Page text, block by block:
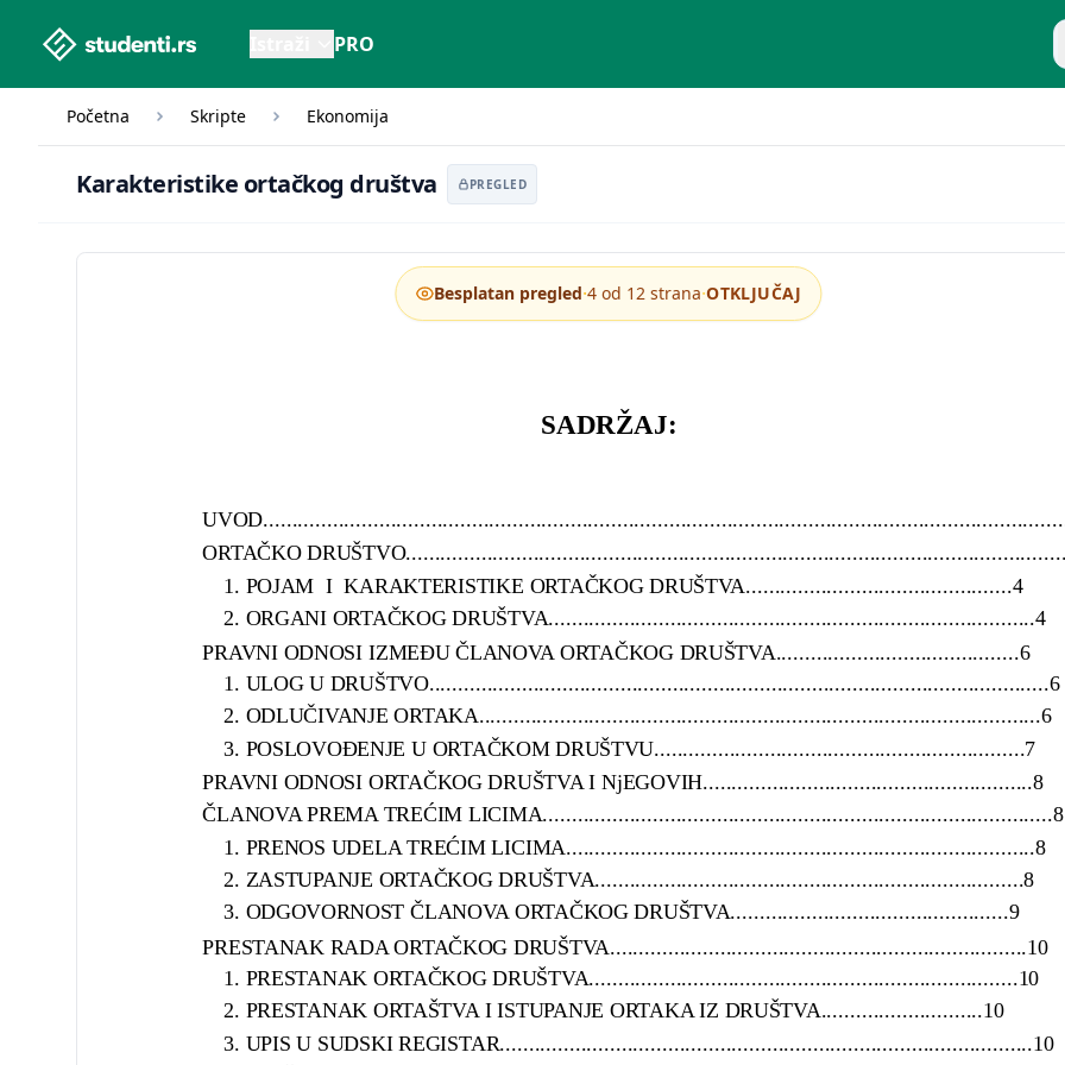
studenti.rs home page PRO
Početna Skripte Ekonomija
Karakteristike ortačkog društva PREGLED
SADRŽAJ:
ORTAČKO
1. POJAM I KARAKTERISTIKE ORTAČKOG DRUŠTVA..............................................4
2. ORGANI ORTAČKOG DRUŠTVA....................................................................................4
PRAVNI ODNOSI IZMEĐU ČLANOVA ORTAČKOG DRUŠTVA..........................................6
1. ULOG U DRUŠTVO...........................................................................................................6
2. ODLUČIVANJE ORTAKA.................................................................................................6
3. POSLOVOĐENJE U ORTAČKOM DRUŠTVU................................................................7
PRAVNI ODNOSI ORTAČKOG DRUŠTVA I NjEGOVIH.........................................................8
ČLANOVA PREMA TREĆIM LICIMA........................................................................................8
1. PRENOS UDELA TREĆIM LICIMA.................................................................................8
2. ZASTUPANJE ORTAČKOG DRUŠTVA..........................................................................8
3. ODGOVORNOST ČLANOVA ORTAČKOG DRUŠTVA................................................9
PRESTANAK RADA ORTAČKOG DRUŠTVA........................................................................10
1. PRESTANAK ORTAČKOG DRUŠTVA..........................................................................10
2. PRESTANAK ORTAŠTVA I ISTUPANJE ORTAKA IZ DRUŠTVA............................10
3. UPIS U SUDSKI REGISTAR............................................................................................10
Besplatan pregled·4 od 12 strana·OTKLJUČAJ